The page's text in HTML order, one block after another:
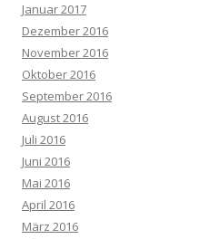
Januar 2017
Dezember 2016
November 2016
Oktober 2016
September 2016
August 2016
Juli 2016
Juni 2016
Mai 2016
April 2016
März 2016